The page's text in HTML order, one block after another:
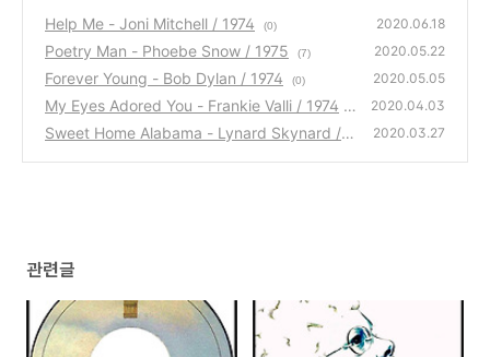
Help Me - Joni Mitchell / 1974 (0) 2020.06.18
Poetry Man - Phoebe Snow / 1975 (7) 2020.05.22
Forever Young - Bob Dylan / 1974 (0) 2020.05.05
My Eyes Adored You - Frankie Valli / 1974
(0)
2020.04.03
Sweet Home Alabama - Lynard Skynard / 1
2020.03.27
관련글